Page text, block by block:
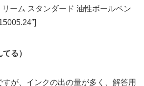
ーム スタンダード 油性ボールペン
る）
が、インクの出の量が多く、解答用